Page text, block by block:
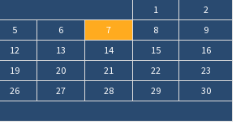
1
2
5 6 7 8
9
12 13 14 15
16
19 20 21 22
23
26 27 28 29
30